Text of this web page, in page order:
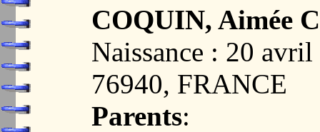
COQUIN, Aimée
Naissance : 20
76940, FRANCE
Parents: